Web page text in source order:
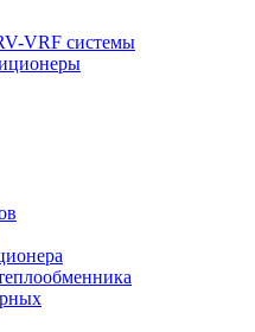
VRF системы